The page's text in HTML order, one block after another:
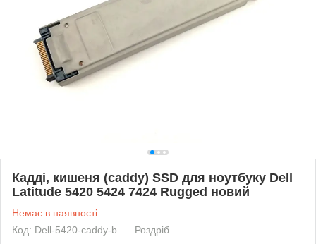
Кадді, кишеня (caddy) SSD для ноутбуку Dell
Latitude 5420 5424 7424 Rugged новий
Немає в наявності
Код: Dell-5420-caddy-b
Роздріб